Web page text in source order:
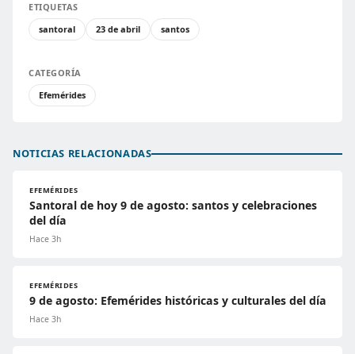
ETIQUETAS
santoral
23 de abril santos
CATEGORÍA
Efemérides
NOTICIAS RELACIONADAS
EFEMÉRIDES
Santoral de hoy 9 de agosto: santos y celebraciones
del día
Hace 3h
EFEMÉRIDES
9 de agosto: Efemérides históricas y culturales del día
Hace 3h